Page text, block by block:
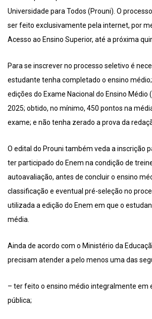
Universidade para Todos (Prouni). O
ser feito exclusivamente pela internet, por
Acesso ao Ensino Superior, até a próxima
Para se inscrever no processo seletivo é
estudante tenha completado o ensino
edições do Exame Nacional do Ensino Médio
2025; obtido, no mínimo, 450 pontos na
exame; e não tenha zerado a prova da
O edital do Prouni também veda a inscrição
ter participado do Enem na condição de
autoavaliação, antes de concluir o ensino
classificação e eventual pré-seleção no
utilizada a edição do Enem em que o
média.
Ainda de acordo com o Ministério da
precisam atender a pelo menos uma das
– ter feito o ensino médio integralmente em
pública;